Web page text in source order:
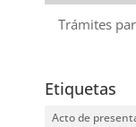
Trámites
Etiquetas
Acto de